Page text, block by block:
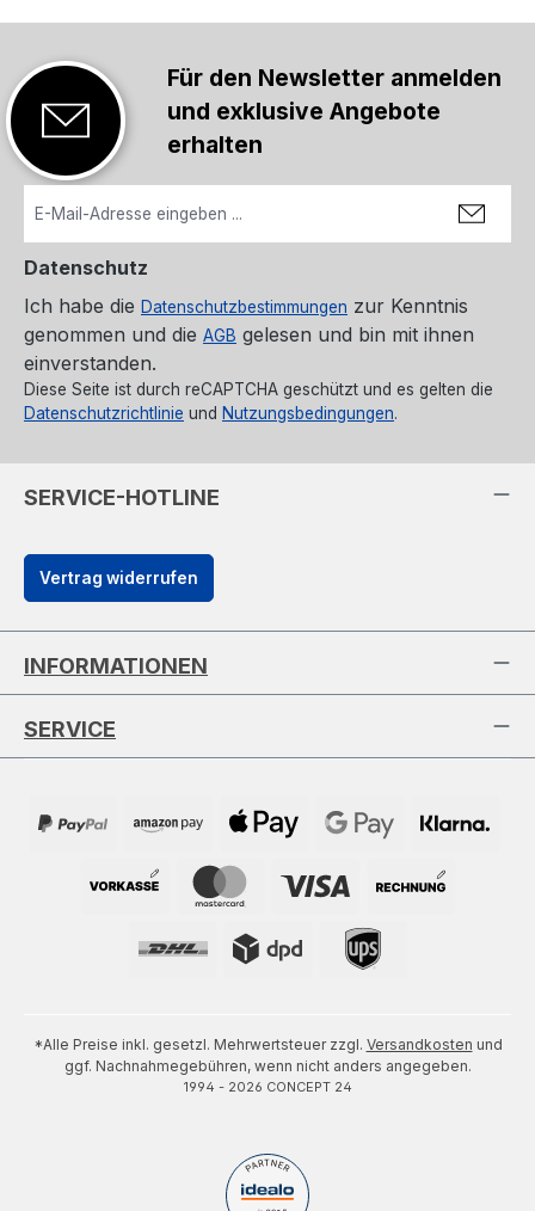
Für den Newsletter anmelden
und exklusive Angebote
erhalten
Datenschutz
Ich habe die Datenschutzbestimmungen zur Kenntnis
genommen und die AGB gelesen und bin mit ihnen
einverstanden.
Diese Seite ist durch reCAPTCHA geschützt und es gelten die
Datenschutzrichtlinie und Nutzungsbedingungen.
SERVICE-HOTLINE
Vertrag widerrufen
INFORMATIONEN
SERVICE
*Alle Preise inkl. gesetzl. Mehrwertsteuer zzgl. Versandkosten und
ggf. Nachnahmegebühren, wenn nicht anders angegeben.
1994 - 2026 CONCEPT 24